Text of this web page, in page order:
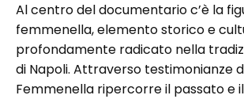
Al centro del documentario c’è la
femmenella, elemento storico e
profondamente radicato nella
di Napoli. Attraverso testimonianze
Femmenella ripercorre il passato e